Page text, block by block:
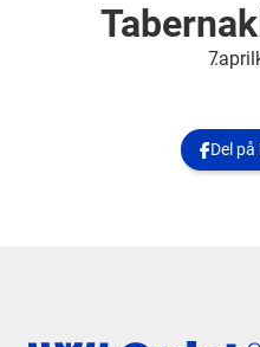
7.april
Del på